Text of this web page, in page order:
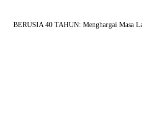
BERUSIA 40 TAHUN: Menghargai Masa